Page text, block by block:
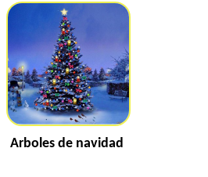
Arboles de navidad